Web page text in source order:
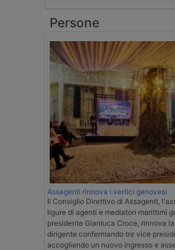
Persone
Assagenti rinnova i vertici genovesi
Il Consiglio Direttivo di Assagenti,
ligure di agenti e mediatori marittimi
presidente Gianluca Croce, rinnova
dirigente confermando tre vice
accogliendo un nuovo ingresso e